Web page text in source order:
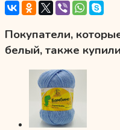
Покупатели,
белый, также купили